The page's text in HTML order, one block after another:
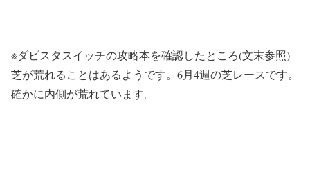
※ダビスタスイッチの攻略本を確認したところ(文末参照)
芝が荒れることはあるようです。6月4週の芝レースです。
確かに内側が荒れています。